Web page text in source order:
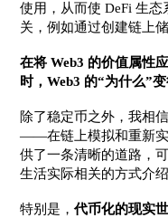
使用，从而使 DeFi 生
关，例如通过创建链上储
在将 Web3 的价值属性
时，Web3 的“为什么”
除了稳定币之外，我相
——在链上模拟和重新
供了一条清晰的道路，
生活实际相关的方式介
特别是，代币化的现实